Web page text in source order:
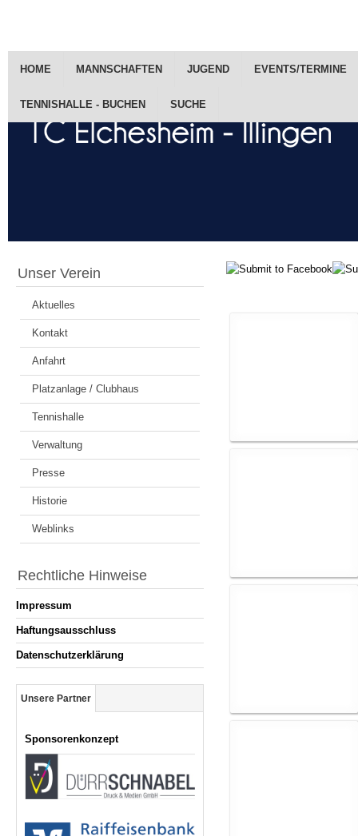
HOME MANNSCHAFTEN JUGEND EVENTS/TERMINE
TENNISHALLE - BUCHEN SUCHE
Unser Verein
Aktuelles
Kontakt
Anfahrt
Platzanlage / Clubhaus
Tennishalle
Verwaltung
Presse
Historie
Weblinks
Rechtliche Hinweise
Impressum
Haftungsausschluss
Datenschutzerklärung
Unsere Partner
Sponsorenkonzept